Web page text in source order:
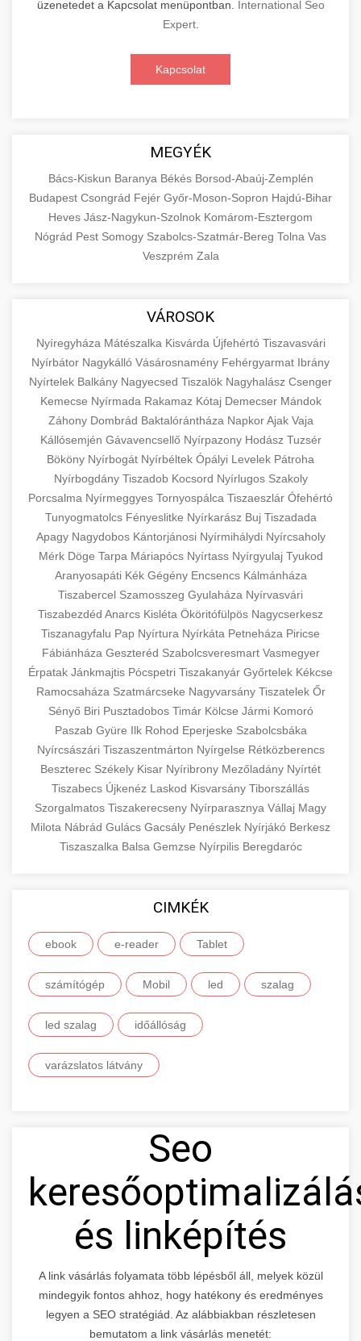
üzenetedet a Kapcsolat menüpontban. International Seo
Expert.
Kapcsolat
MEGYÉK
Bács-Kiskun Baranya Békés Borsod-Abaúj-Zemplén
Budapest Csongrád Fejér Győr-Moson-Sopron Hajdú-Bihar
Heves Jász-Nagykun-Szolnok Komárom-Esztergom
Nógrád Pest Somogy Szabolcs-Szatmár-Bereg Tolna Vas
Veszprém Zala
VÁROSOK
Nyíregyháza Mátészalka Kisvárda Újfehértó Tiszavasvári
Nyírbátor Nagykálló Vásárosnamény Fehérgyarmat Ibrány
Nyírtelek Balkány Nagyecsed Tiszalök Nagyhalász Csenger
Kemecse Nyírmada Rakamaz Kótaj Demecser Mándok
Záhony Dombrád Baktalórántháza NapkorAjak Vaja
Kállósemjén Gávavencsellő Nyírpazony Hodász Tuzsér
Bököny Nyírbogát Nyírbéltek Ópályi Levelek Pátroha
Nyírbogdány Tiszadob Kocsord Nyírlugos Szakoly
Porcsalma Nyírmeggyes Tornyospálca Tiszaeszlár Ófehértó
Tunyogmatolcs Fényeslitke Nyírkarász Buj Tiszadada
Apagy Nagydobos Kántorjánosi Nyírmihálydi Nyírcsaholy
Mérk Döge Tarpa Máriapócs Nyírtass Nyírgyulaj Tyukod
Aranyosapáti Kék Gégény Encsencs Kálmánháza
Tiszabercel Szamosszeg Gyulaháza Nyírvasvári
Tiszabezdéd Anarcs Kisléta Ököritófülpös Nagycserkesz
Tiszanagyfalu Pap Nyírtura Nyírkáta Petneháza Piricse
Fábiánháza Geszteréd Szabolcsveresmart Vasmegyer
Érpatak Jánkmajtis Pócspetri Tiszakanyár Győrtelek Kékcse
Ramocsaháza Szatmárcseke Nagyvarsány Tiszatelek Őr
Sényő Biri Pusztadobos Timár Kölcse Jármi Komoró
Paszab Gyüre Ilk Rohod Eperjeske Szabolcsbáka
Nyírcsászári Tiszaszentmárton Nyírgelse Rétközberencs
Beszterec Székely Kisar Nyíribrony Mezőladány Nyírtét
Tiszabecs Újkenéz Laskod Kisvarsány Tiborszállás
Szorgalmatos Tiszakerecseny Nyírparasznya Vállaj Magy
Milota Nábrád Gulács Gacsály Penészlek Nyírjákó Berkesz
Tiszaszalka Balsa Gemzse Nyírpilis Beregdaróc
CIMKÉK
ebook e-reader Tablet
számítógép Mobil led szalag
led szalag időállóság
varázslatos látvány
Seo
és linképítés
A link vásárlás folyamata több lépésből áll, melyek közül
mindegyik fontos ahhoz, hogy hatékony és eredményes
legyen a SEO stratégiád. Az alábbiakban részletesen
bemutatom a link vásárlás menetét: